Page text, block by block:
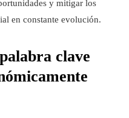
y mitigar los
en constante evolución.
clave